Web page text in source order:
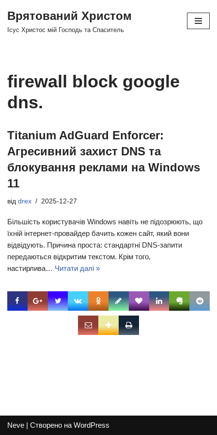
Перейти
Врятований Христом
Ісус Христос мій Господь та Спаситель
firewall block google
dns.
Titanium AdGuard Enforcer:
Агресивний захист DNS та
блокування реклами на Windows
11
від drex 2025-12-27
Більшість користувачів Windows навіть не підозрюють, що
їхній інтернет-провайдер бачить кожен сайт, який вони
відвідують. Причина проста: стандартні DNS-запити
передаються відкритим текстом. Крім того,
настирлива… Читати далі »
Neve | Створено на WordPress